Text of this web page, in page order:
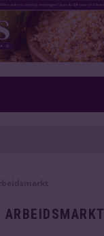
ARBEIDSMARKT